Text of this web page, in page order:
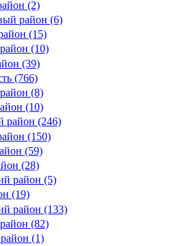
(2)
район (6)
(15)
(10)
(39)
(766)
(8)
(10)
район (246)
(150)
(59)
(28)
район (5)
(19)
район (133)
(82)
(1)